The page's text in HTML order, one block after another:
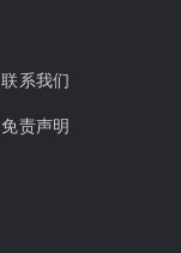
联系我们
免责声明